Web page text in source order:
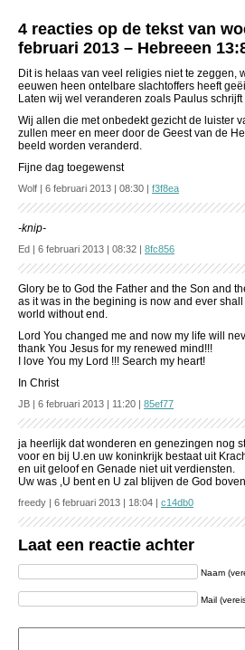
4 reacties op de tekst van
februari 2013 – Hebreeen
Dit is helaas van veel religies niet te zeggen,
eeuwen heen ontelbare slachtoffers heeft
Laten wij wel veranderen zoals Paulus schrijft
Wij allen die met onbedekt gezicht de luister
zullen meer en meer door de Geest van de
beeld worden veranderd.
Fijne dag toegewenst
Wolf | 6 februari 2013 | 08:30 | f3f8ea
-knip-
Ed | 6 februari 2013 | 08:32 | 8fc856
Glory be to God the Father and the Son and
as it was in the begining is now and ever shall
world without end.
Lord You changed me and now my life will
thank You Jesus for my renewed mind!!!
I love You my Lord !!! Search my heart!
In Christ
JB | 6 februari 2013 | 11:20 | 85ef77
ja heerlijk dat wonderen en genezingen nog
voor en bij U.en uw koninkrijk bestaat uit
en uit geloof en Genade niet uit verdiensten.
Uw was ,U bent en U zal blijven de God
freedy | 6 februari 2013 | 18:04 | c14db0
Laat een reactie achter
Naam
Mail